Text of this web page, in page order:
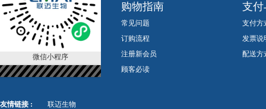
微信小程序
新手上路
会员等级折扣
如何成为会员
换货流程
购物指南
常见问题
订购流程
注册新会员
顾客必读
支付
支付方
发票说
配送方
友情链接 : 联迈生物